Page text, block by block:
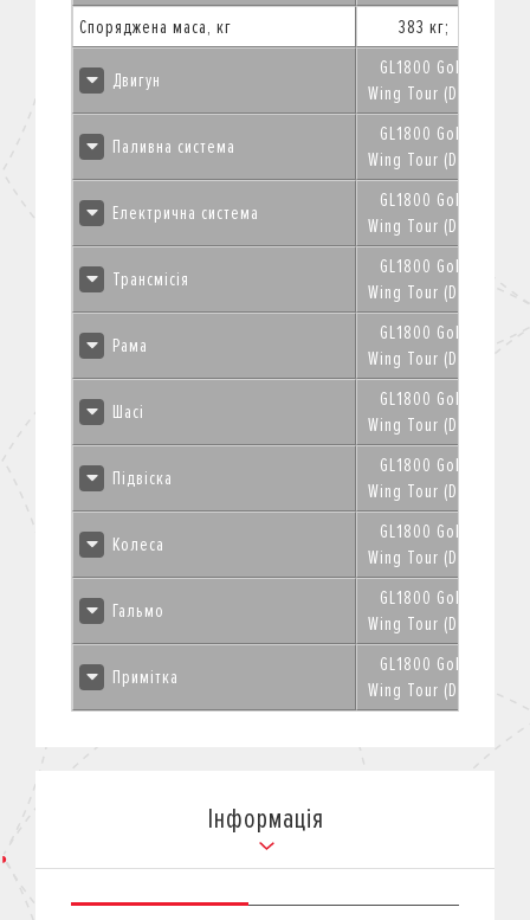
Споряджена маса, кг
383 кг;
Двигун
GL1800 Gold
Wing Tour (DCT)
Паливна система
GL1800 Gold
Wing Tour (DCT)
Електрична система
GL1800 Gold
Wing Tour (DCT)
Трансмісія
GL1800 Gold
Wing Tour (DCT)
Рама
GL1800 Gold
Wing Tour (DCT)
Шасі
GL1800 Gold
Wing Tour (DCT)
Підвіска
GL1800 Gold
Wing Tour (DCT)
Колеса
GL1800 Gold
Wing Tour (DCT)
Гальмо
GL1800 Gold
Wing Tour (DCT)
Примітка
GL1800 Gold
Wing Tour (DCT)
Інформація